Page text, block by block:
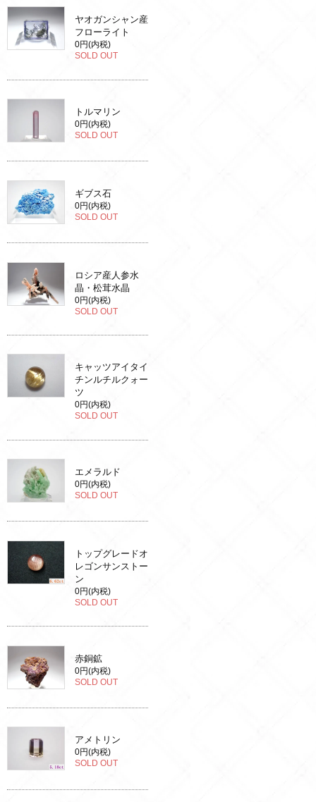
ヤオガンシャン産
フローライト
0円(内税)
SOLD OUT
トルマリン
0円(内税)
SOLD OUT
ギブス石
0円(内税)
SOLD OUT
ロシア産人参水
晶・松茸水晶
0円(内税)
SOLD OUT
キャッツアイタイ
チンルチルクォー
ツ
0円(内税)
SOLD OUT
エメラルド
0円(内税)
SOLD OUT
トップグレードオ
レゴンサンストー
ン
0円(内税)
SOLD OUT
赤銅鉱
0円(内税)
SOLD OUT
アメトリン
0円(内税)
SOLD OUT